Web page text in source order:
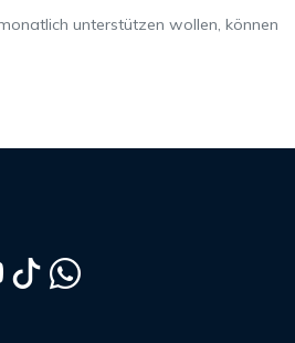
unterstützen wollen, können